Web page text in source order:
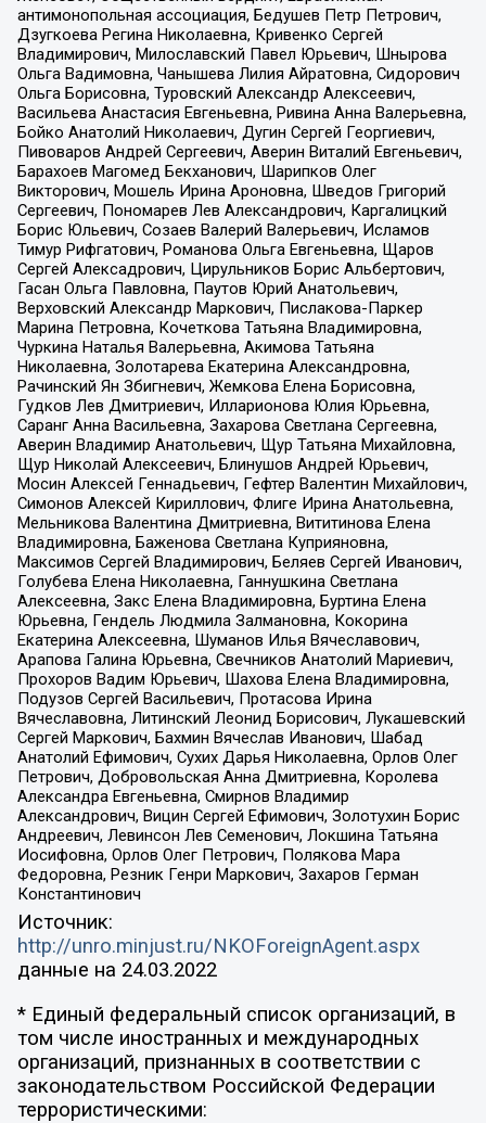
антимонопольная ассоциация, Бедушев Петр Петрович,
Дзугкоева Регина Николаевна, Кривенко Сергей
Владимирович, Милославский Павел Юрьевич, Шнырова
Ольга Вадимовна, Чанышева Лилия Айратовна, Сидорович
Ольга Борисовна, Туровский Александр Алексеевич,
Васильева Анастасия Евгеньевна, Ривина Анна Валерьевна,
Бойко Анатолий Николаевич, Дугин Сергей Георгиевич,
Пивоваров Андрей Сергеевич, Аверин Виталий Евгеньевич,
Барахоев Магомед Бекханович, Шарипков Олег
Викторович, Мошель Ирина Ароновна, Шведов Григорий
Сергеевич, Пономарев Лев Александрович, Каргалицкий
Борис Юльевич, Созаев Валерий Валерьевич, Исламов
Тимур Рифгатович, Романова Ольга Евгеньевна, Щаров
Сергей Алексадрович, Цирульников Борис Альбертович,
Гасан Ольга Павловна, Паутов Юрий Анатольевич,
Верховский Александр Маркович, Пислакова-Паркер
Марина Петровна, Кочеткова Татьяна Владимировна,
Чуркина Наталья Валерьевна, Акимова Татьяна
Николаевна, Золотарева Екатерина Александровна,
Рачинский Ян Збигневич, Жемкова Елена Борисовна,
Гудков Лев Дмитриевич, Илларионова Юлия Юрьевна,
Саранг Анна Васильевна, Захарова Светлана Сергеевна,
Аверин Владимир Анатольевич, Щур Татьяна Михайловна,
Щур Николай Алексеевич, Блинушов Андрей Юрьевич,
Мосин Алексей Геннадьевич, Гефтер Валентин Михайлович,
Симонов Алексей Кириллович, Флиге Ирина Анатольевна,
Мельникова Валентина Дмитриевна, Вититинова Елена
Владимировна, Баженова Светлана Куприяновна,
Максимов Сергей Владимирович, Беляев Сергей Иванович,
Голубева Елена Николаевна, Ганнушкина Светлана
Алексеевна, Закс Елена Владимировна, Буртина Елена
Юрьевна, Гендель Людмила Залмановна, Кокорина
Екатерина Алексеевна, Шуманов Илья Вячеславович,
Арапова Галина Юрьевна, Свечников Анатолий Мариевич,
Прохоров Вадим Юрьевич, Шахова Елена Владимировна,
Подузов Сергей Васильевич, Протасова Ирина
Вячеславовна, Литинский Леонид Борисович, Лукашевский
Сергей Маркович, Бахмин Вячеслав Иванович, Шабад
Анатолий Ефимович, Сухих Дарья Николаевна, Орлов Олег
Петрович, Добровольская Анна Дмитриевна, Королева
Александра Евгеньевна, Смирнов Владимир
Александрович, Вицин Сергей Ефимович, Золотухин Борис
Андреевич, Левинсон Лев Семенович, Локшина Татьяна
Иосифовна, Орлов Олег Петрович, Полякова Мара
Федоровна, Резник Генри Маркович, Захаров Герман
Константинович
Источник:
http://unro.minjust.ru/NKOForeignAgent.aspx
данные на 24.03.2022
* Единый федеральный список организаций, в
том числе иностранных и международных
организаций, признанных в соответствии с
законодательством Российской Федерации
террористическими: